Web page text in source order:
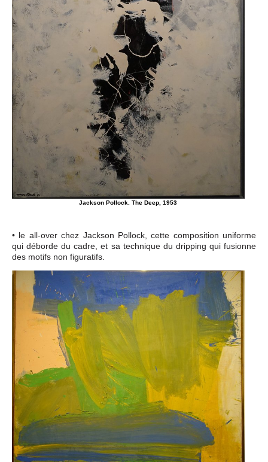
Jackson Pollock. The Deep, 1953
• le all-over chez Jackson Pollock, cette composition uniforme
qui déborde du cadre, et sa technique du dripping qui fusionne
des motifs non figuratifs.